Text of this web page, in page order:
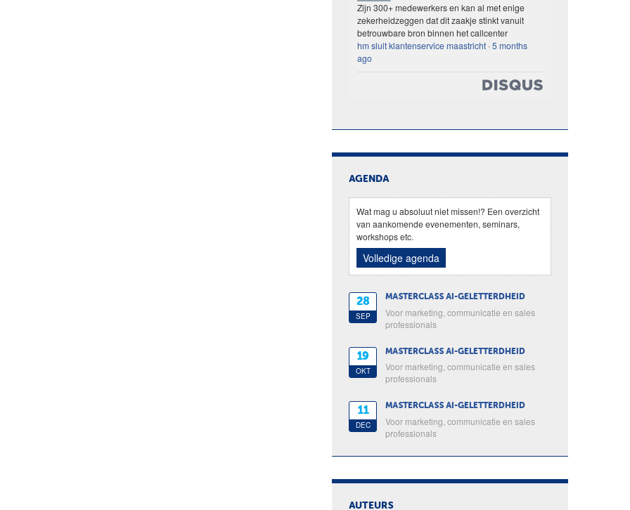
Zijn 300+ medewerkers en kan al met enige
zekerheidzeggen dat dit zaakje stinkt vanuit
betrouwbare bron binnen het callcenter
hm sluit klantenservice maastricht ·5 months
ago
AGENDA
Wat mag u absoluut niet missen!? Een overzicht
van aankomende evenementen, seminars,
workshops etc.
Volledige agenda
28
SEP
MASTERCLASS AI-GELETTERDHEID
Voor marketing, communicatie en sales
professionals
19
OKT
MASTERCLASS AI-GELETTERDHEID
Voor marketing, communicatie en sales
professionals
11
DEC
MASTERCLASS AI-GELETTERDHEID
Voor marketing, communicatie en sales
professionals
AUTEURS